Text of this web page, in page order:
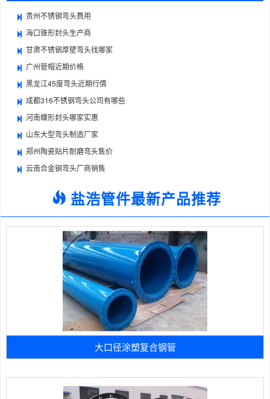
贵州不锈钢弯头费用
海口锥形封头生产商
甘肃不锈钢厚壁弯头找哪家
广州管帽近期价格
黑龙江45度弯头近期行情
成都316不锈钢弯头公司有哪些
河南蝶形封头哪家实惠
山东大型弯头制造厂家
郑州陶瓷贴片耐磨弯头售价
云南合金钢弯头厂商销售
盐浩管件最新产品推荐
大口径涂塑复合钢管